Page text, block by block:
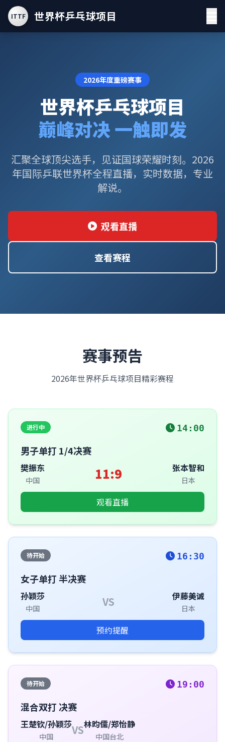
ITTF 世界杯乒乓球项目
2026年度重磅赛事
世界杯乒乓球项目
巅峰对决 一触即发
汇聚全球顶尖选手，见证国球荣耀时刻。2026
年国际乒联世界杯全程直播，实时数据，专业
解说。
观看直播
查看赛程
赛事预告
2026年世界杯乒乓球项目精彩赛程
进行中 14:00
男子单打 1/4决赛
樊振东
中国 11:9 张本智和
日本
观看直播
待开始 16:30
女子单打 半决赛
孙颖莎
中国 VS 伊藤美诚
日本
预约提醒
待开始 19:00
混合双打 决赛
王楚钦/孙颖莎
中国 VS林昀儒/郑怡静
中国台北